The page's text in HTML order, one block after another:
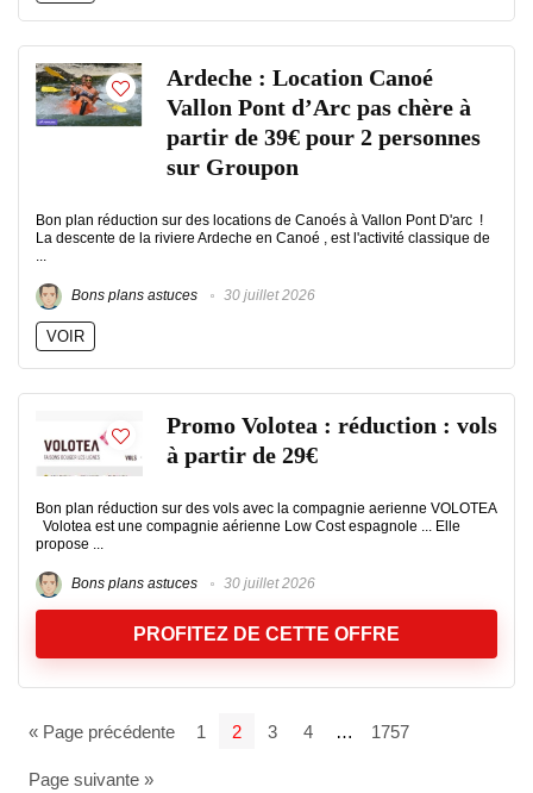
Ardeche : Location Canoé
Vallon Pont d’Arc pas chère à
partir de 39€ pour 2 personnes
sur Groupon
Bon plan réduction sur des locations de Canoés à Vallon Pont D'arc !
La descente de la riviere Ardeche en Canoé , est l'activité classique de
...
Bons plans astuces 30 juillet 2026
VOIR
Promo Volotea : réduction : vols
à partir de 29€
Bon plan réduction sur des vols avec la compagnie aerienne VOLOTEA
Volotea est une compagnie aérienne Low Cost espagnole ... Elle
propose ...
Bons plans astuces 30 juillet 2026
PROFITEZ DE CETTE OFFRE
« Page précédente 1 2 3 4 … 1757
Page suivante »